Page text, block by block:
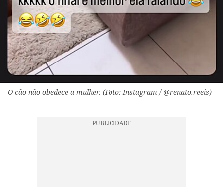
O cão não obedece a mulher. (Foto: Instagram / @renato.reeis)